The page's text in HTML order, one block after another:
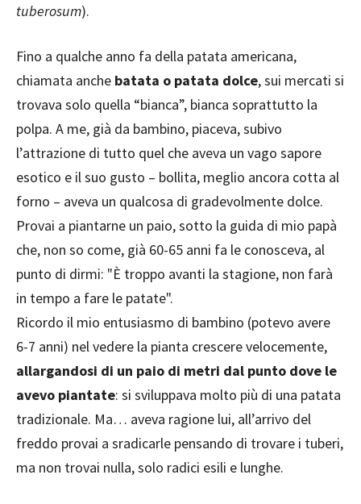
tuberosum).
Fino a qualche anno fa della patata americana,
chiamata anche batata o patata dolce, sui mercati si
trovava solo quella “bianca”, bianca soprattutto la
polpa. A me, già da bambino, piaceva, subivo
l’attrazione di tutto quel che aveva un vago sapore
esotico e il suo gusto – bollita, meglio ancora cotta al
forno – aveva un qualcosa di gradevolmente dolce.
Provai a piantarne un paio, sotto la guida di mio papà
che, non so come, già 60-65 anni fa le conosceva, al
punto di dirmi: "È troppo avanti la stagione, non farà
in tempo a fare le patate".
Ricordo il mio entusiasmo di bambino (potevo avere
6-7 anni) nel vedere la pianta crescere velocemente,
allargandosi di un paio di metri dal punto dove le
avevo piantate: si sviluppava molto più di una patata
tradizionale. Ma… aveva ragione lui, all’arrivo del
freddo provai a sradicarle pensando di trovare i tuberi,
ma non trovai nulla, solo radici esili e lunghe.